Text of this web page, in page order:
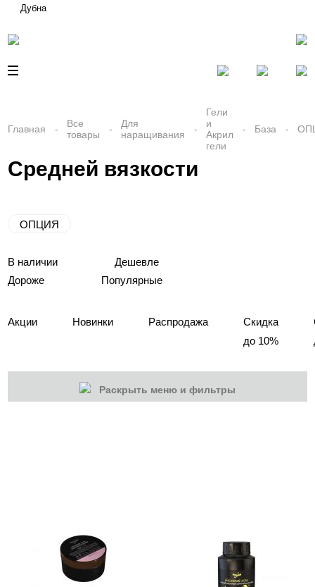
Дубна
Главная
Все
товары
Для
наращивания
Гели
и
Акрил
гели
База
Средней вязкости
ОПЦИЯ
В наличии
Дешевле
Дороже
Популярные
Акции Новинки Распродажа
Скидка
до 10%
Раскрыть меню и фильтры
Наборы
Акрилы